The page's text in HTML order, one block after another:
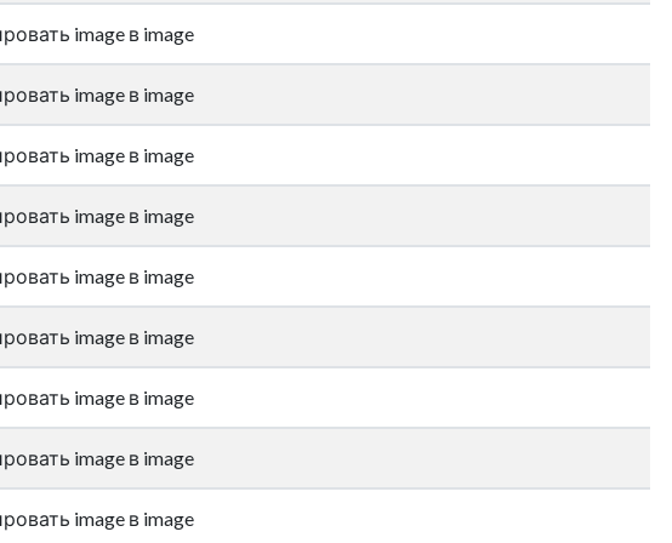
image в image
image в image
image в image
image в image
image в image
image в image
image в image
image в image
image в image